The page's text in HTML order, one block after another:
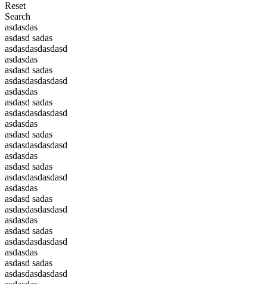
Reset
Search
asdasdas
asdasd sadas
asdasdasdasdasd
asdasdas
asdasd sadas
asdasdasdasdasd
asdasdas
asdasd sadas
asdasdasdasdasd
asdasdas
asdasd sadas
asdasdasdasdasd
asdasdas
asdasd sadas
asdasdasdasdasd
asdasdas
asdasd sadas
asdasdasdasdasd
asdasdas
asdasd sadas
asdasdasdasdasd
asdasdas
asdasd sadas
asdasdasdasdasd